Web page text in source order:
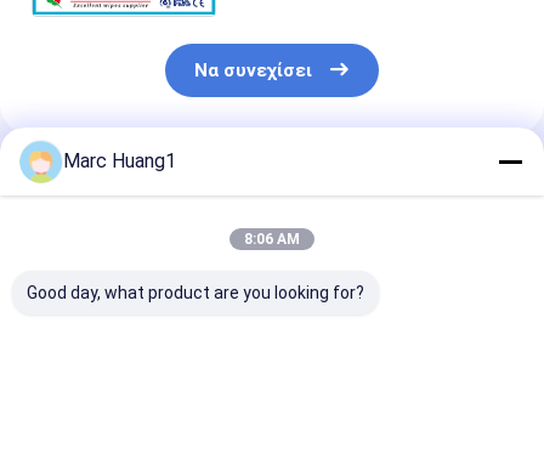
Να συνεχίσει
Συνιστώμενα Προϊόντα
Marc Huang1
8:06 AM
Good day, what product are you looking for?